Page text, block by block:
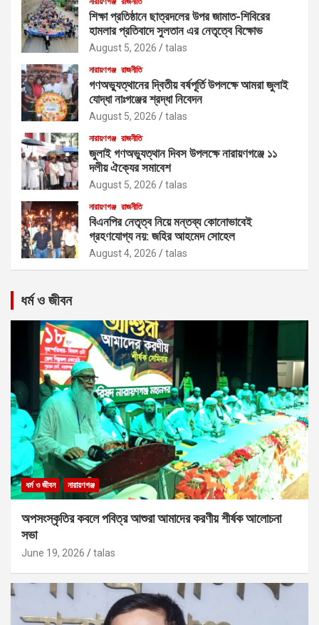
শিক্ষা প্রতিষ্ঠানে ছাত্রদলের উপর জামাত-শিবিরের
হামলার প্রতিবাদে সুলতান এর নেতৃত্বে বিক্ষোভ
August 5, 2026 talas
নারায়ণগঞ্জ রাজনীতি
গণঅভ্যুত্থানের দ্বিতীয় বর্ষপূর্তি উপলক্ষে আমরা জুলাই
যোদ্ধা নাঃগঞ্জের শ্রদ্ধা নিবেদন
August 5, 2026 talas
নারায়ণগঞ্জ রাজনীতি
জুলাই গণঅভ্যুত্থান দিবস উপলক্ষে নারায়ণগঞ্জে ১১
দলীয় ঐক্যের সমাবেশ
August 5, 2026 talas
নারায়ণগঞ্জ রাজনীতি
বিএনপির নেতৃত্ব নিয়ে মন্তব্য কোনোভাবেই
গ্রহণযোগ্য নয়: জহির আহমেদ সোহেল
August 4, 2026 talas
ধর্ম ও জীবন
ধর্ম ও জীবন নারায়ণগঞ্জ
অপসংস্কৃতির কবলে পবিত্র আশুরা আমাদের করণীয় শীর্ষক আলোচনা
সভা
June 19, 2026 talas